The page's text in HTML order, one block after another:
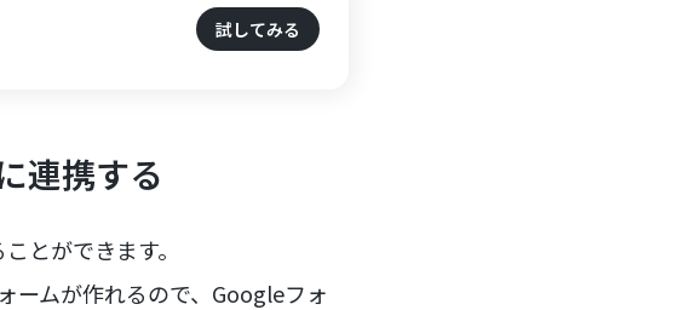
試してみる
連携する
とができます。
ームが作れるので、Googleフォ